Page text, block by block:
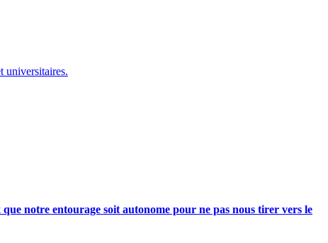
universitaires.
notre entourage soit autonome pour ne pas nous tirer vers le